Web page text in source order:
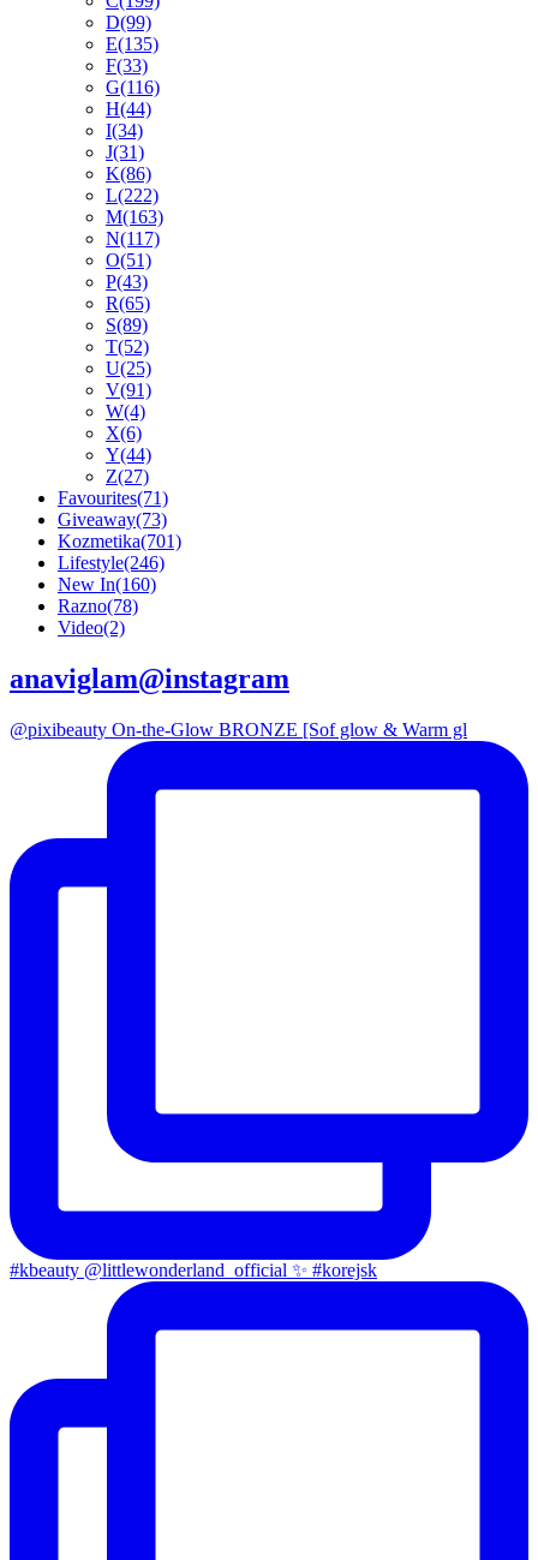
D(99)
E(135)
F(33)
G(116)
H(44)
I(34)
J(31)
K(86)
L(222)
M(163)
N(117)
O(51)
P(43)
R(65)
S(89)
T(52)
U(25)
V(91)
W(4)
X(6)
Y(44)
Z(27)
Favourites(71)
Giveaway(73)
Kozmetika(701)
Lifestyle(246)
New In(160)
Razno(78)
Video(2)
anaviglam@instagram
@pixibeauty On-the-Glow BRONZE [Sof glow & Warm gl
#kbeauty @littlewonderland_official ✨ #korejsk